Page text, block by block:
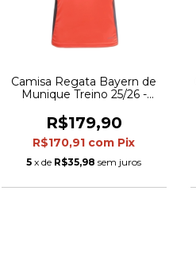
Camisa Regata Bayern de
Munique Treino 25/26 -
Laranja com detalhes em
cinza
R$179,90
R$170,91 com Pix
5 x de R$35,98 sem juros